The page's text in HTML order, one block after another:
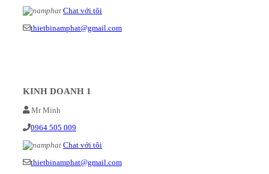
Chat với tôi
thietbinamphat@gmail.com
KINH DOANH 1
Mr Minh
0964 505 009
Chat với tôi
thietbinamphat@gmail.com